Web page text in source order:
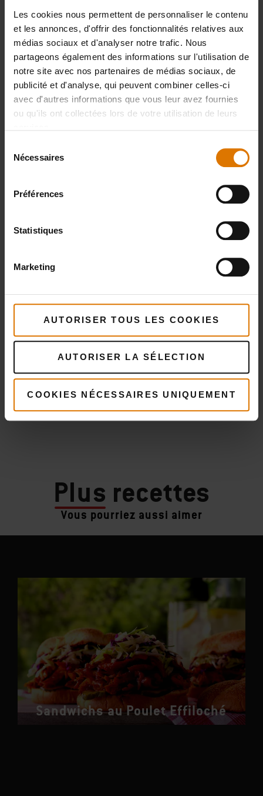
Les cookies nous permettent de personnaliser le contenu
et les annonces, d'offrir des fonctionnalités relatives aux
médias sociaux et d'analyser notre trafic. Nous
partageons également des informations sur l'utilisation de
notre site avec nos partenaires de médias sociaux, de
publicité et d'analyse, qui peuvent combiner celles-ci
avec d'autres informations que vous leur avez fournies
ou qu'ils ont collectées lors de votre utilisation de leurs
Nécessaires
Préférences
Statistiques
Marketing
AUTORISER TOUS LES COOKIES
AUTORISER LA SÉLECTION
COOKIES NÉCESSAIRES UNIQUEMENT
Préparons-nous
Accessoires
recommandés
Voir
Plusrecettes
Sandwichs au Poulet Effiloché